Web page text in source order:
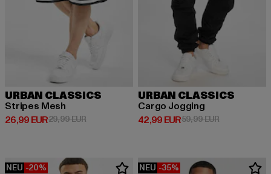
URBAN CLASSICS
Stripes Mesh
26,99 EUR
Derzeitiger Preis: 26,99 EUR
29,99 EURAktionspreis: 29,99 EUR
URBAN CLASSICS
Cargo Jogging
42,99 EUR
Derzeitiger Preis: 42,99 EUR
59,99 EURAktionspreis:
NEU -20% NEU -35%